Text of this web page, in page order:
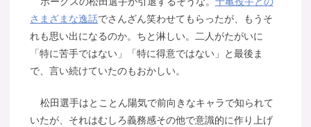
さまざまな逸話でさんざん笑わせてもらったが、もうそ
れも思い出になるのか。ちと淋しい。二人がたがいに
「特に苦手ではない」「特に得意ではない」と最後ま
で、言い続けていたのもおかしい。
松田選手はとことん陽気で前向きなキャラで知られて
いたが、それはむしろ義務感その他で意識的に作り上げ